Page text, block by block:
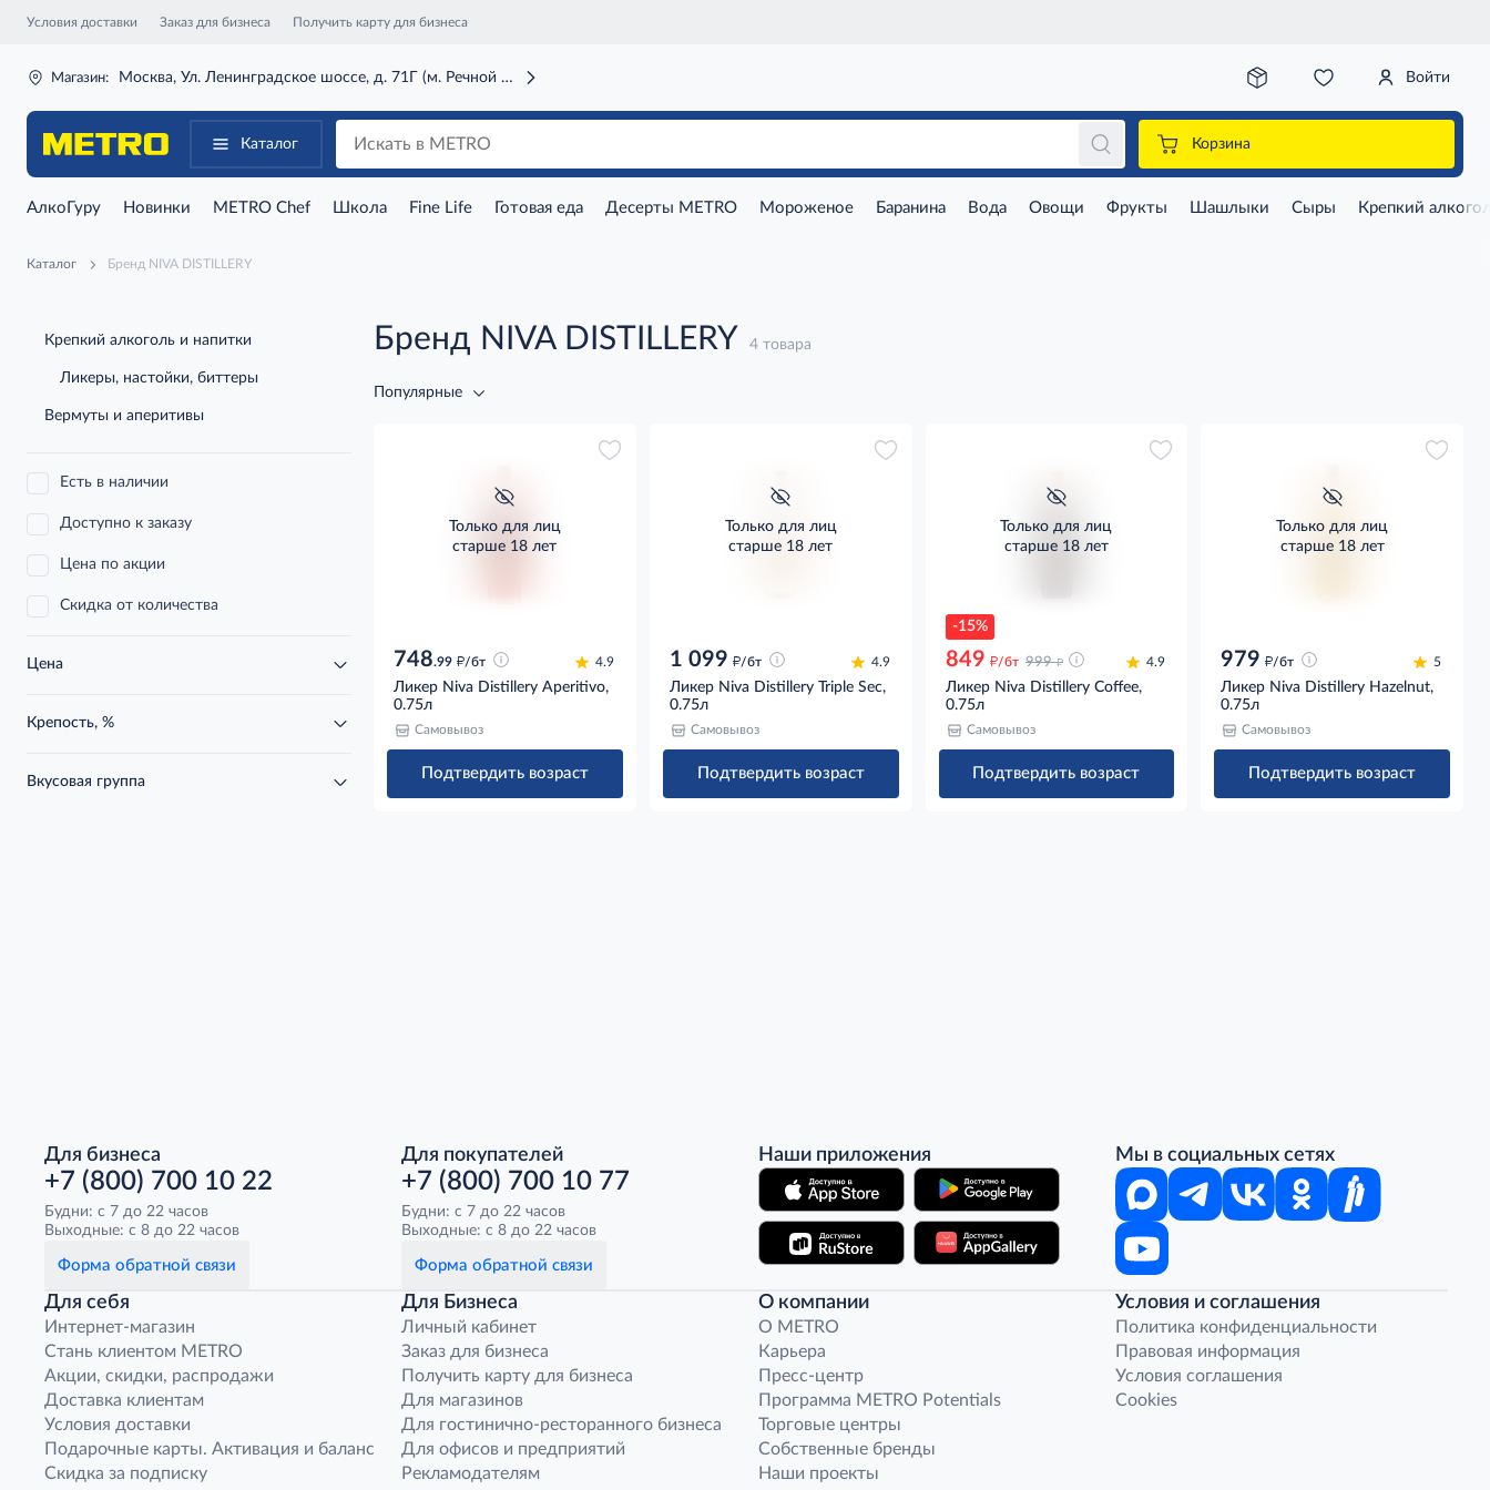
Условия доставки Заказ для бизнеса Получить карту для бизнеса
Магазин: Москва, Ул. Ленинградское шоссе, д. 71Г (м. Речной вокзал) Войти
Каталог Корзина
АлкоГуру Новинки METRO Chef Школа Fine Life Готовая еда Десерты METRO Мороженое Баранина Вода Овощи Фрукты Шашлыки Сыры Крепкий
Каталог Бренд NIVA DISTILLERY
Крепкий алкоголь и напитки
Ликеры, настойки, биттеры
Вермуты и аперитивы
Есть в наличии
Доступно к заказу
Цена по акции
Скидка от количества
Цена
Крепость, %
Вкусовая группа
Бренд NIVA DISTILLERY 4 товара
Популярные
Только для лиц
старше 18 лет
748.99 д/бт 4.9
Ликер Niva Distillery Aperitivo,
0.75л
Самовывоз
Подтвердить возраст
Только для лиц
старше 18 лет
1 099 д/бт 4.9
Ликер Niva Distillery Triple Sec,
0.75л
Самовывоз
Подтвердить возраст
-15%
Только для лиц
старше 18 лет
849 д/бт 999 д 4.9
Ликер Niva Distillery Coffee,
0.75л
Самовывоз
Подтвердить возраст
Только для лиц
старше 18 лет
979 д/бт 5
Ликер Niva Distillery Hazelnut,
0.75л
Самовывоз
Подтвердить возраст
Для бизнеса
+7 (800) 700 10 22
Будни: с 7 до 22 часов
Выходные: с 8 до 22 часов
Форма обратной связи
Для покупателей
+7 (800) 700 10 77
Будни: с 7 до 22 часов
Выходные: с 8 до 22 часов
Форма обратной связи
Наши приложения Мы в социальных сетях
Для себя
Интернет-магазин
Стань клиентом METRO
Акции, скидки, распродажи
Доставка клиентам
Условия доставки
Подарочные карты. Активация и баланс
Скидка за подписку
Для Бизнеса
Личный кабинет
Заказ для бизнеса
Получить карту для бизнеса
Для магазинов
Для гостинично-ресторанного бизнеса
Для офисов и предприятий
Рекламодателям
О компании
O METRO
Карьера
Пресс-центр
Программа METRO Potentials
Торговые центры
Собственные бренды
Наши проекты
Условия и соглашения
Политика конфиденциальности
Правовая информация
Условия соглашения
Cookies